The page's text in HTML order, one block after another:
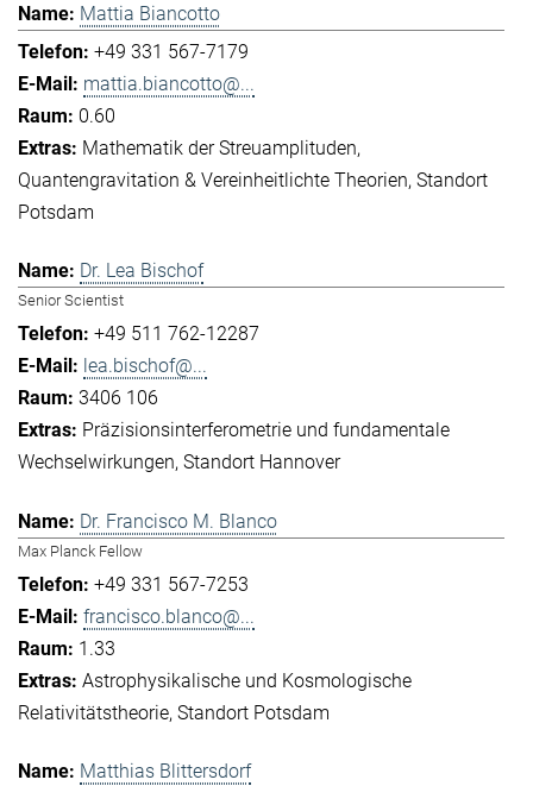
Mattia Biancotto
+49 331 567-7179
mattia.biancotto@...
0.60
Mathematik der Streuamplituden
Quantengravitation & Vereinheitlichte Theorien Standort
Potsdam
Dr. Lea Bischof
Senior Scientist
+49 511 762-12287
lea.bischof@...
3406 106
Präzisionsinterferometrie und fundamentale
Wechselwirkungen Standort Hannover
Dr. Francisco M. Blanco
Max Planck Fellow
+49 331 567-7253
francisco.blanco@...
1.33
Astrophysikalische und Kosmologische
Relativitätstheorie Standort Potsdam
Matthias Blittersdorf